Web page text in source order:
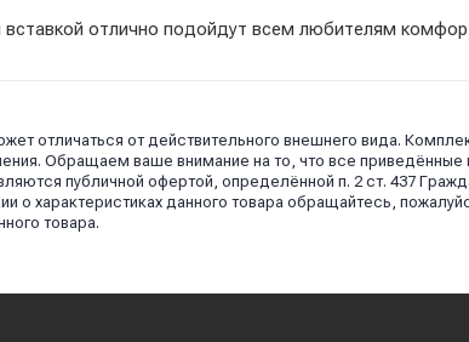
вставкой отлично подойдут всем любителям
отличаться от действительного внешнего вида.
Обращаем ваше внимание на то, что все приведённые
публичной офертой, определённой п. 2 ст. 437
характеристиках данного товара обращайтесь,
товара.